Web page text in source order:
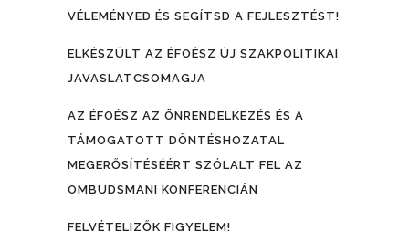
VÉLEMÉNYED ÉS SEGÍTSD A FEJLESZTÉST!
ELKÉSZÜLT AZ ÉFOÉSZ ÚJ SZAKPOLITIKAI
JAVASLATCSOMAGJA
AZ ÉFOÉSZ AZ ÖNRENDELKEZÉS ÉS A
TÁMOGATOTT DÖNTÉSHOZATAL
MEGERŐSÍTÉSÉÉRT SZÓLALT FEL AZ
OMBUDSMANI KONFERENCIÁN
FELVÉTELIZŐK FIGYELEM!